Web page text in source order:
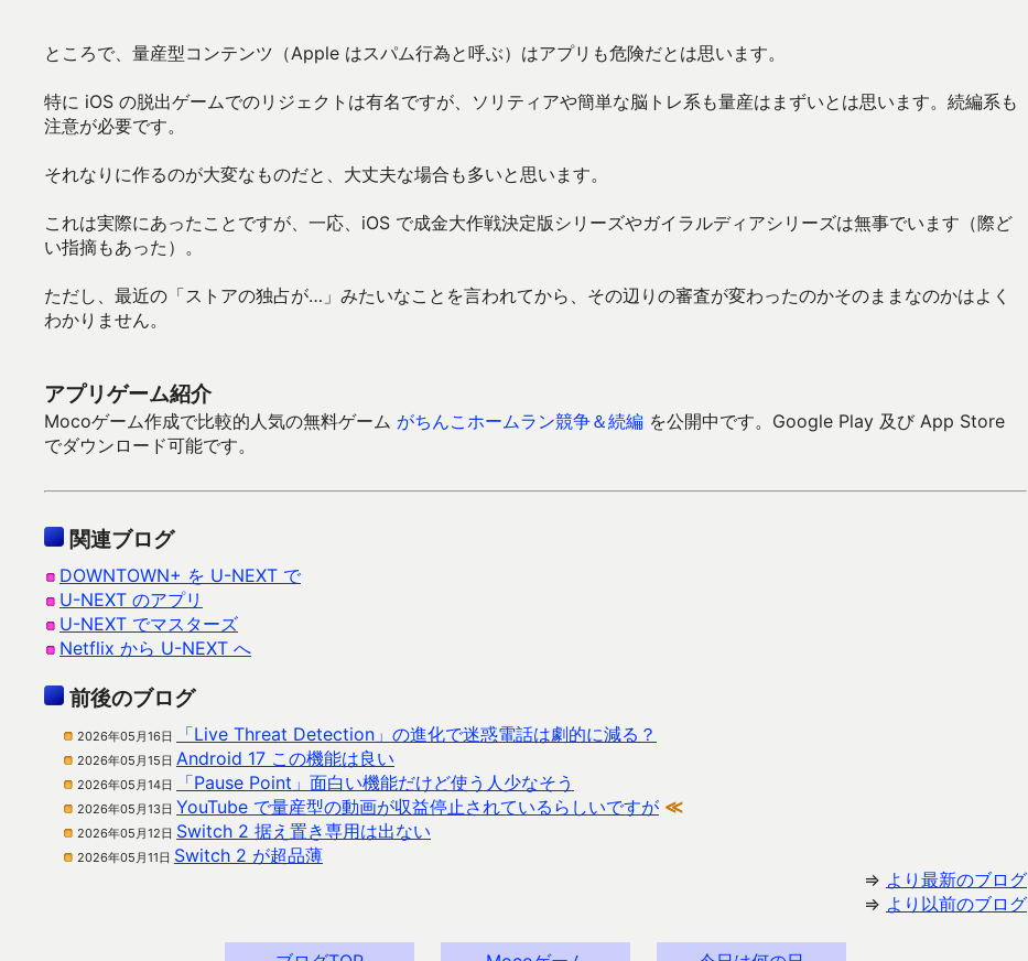
ところで、量産型コンテンツ（Apple はスパム行為と呼ぶ）はアプリも危険だとは思います。
特に iOS の脱出ゲームでのリジェクトは有名ですが、ソリティアや簡単な脳トレ系も量産はまずいとは思います。続編系も
注意が必要です。
それなりに作るのが大変なものだと、大丈夫な場合も多いと思います。
これは実際にあったことですが、一応、iOS で成金大作戦決定版シリーズやガイラルディアシリーズは無事でいます（際ど
い指摘もあった）。
ただし、最近の「ストアの独占が…」みたいなことを言われてから、その辺りの審査が変わったのかそのままなのかはよく
わかりません。
アプリゲーム紹介
Mocoゲーム作成で比較的人気の無料ゲーム がちんこホームラン競争＆続編 を公開中です。Google Play 及び App Store
でダウンロード可能です。
関連ブログ
DOWNTOWN+ を U-NEXT で
U-NEXT のアプリ
U-NEXT でマスターズ
Netflix から U-NEXT へ
前後のブログ
2026年05月16日 「Live Threat Detection」の進化で迷惑電話は劇的に減る？
2026年05月15日 Android 17 この機能は良い
2026年05月14日 「Pause Point」面白い機能だけど使う人少なそう
2026年05月13日 YouTube で量産型の動画が収益停止されているらしいですが ≪
2026年05月12日 Switch 2 据え置き専用は出ない
2026年05月11日 Switch 2 が超品薄
⇒ より最新のブログ
⇒ より以前のブログ